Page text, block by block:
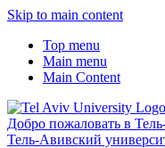
Skip to main content
Top menu
Main menu
Main Content
Добро пожаловать в
Тель-Авивский